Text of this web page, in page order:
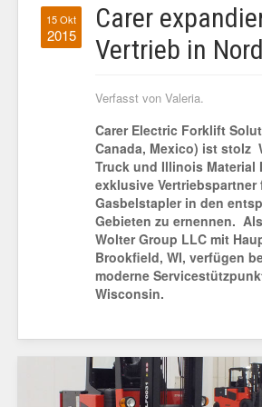
15 Okt
2015
Carer
Vertrieb in
Verfasst von Valeria.
Carer Electric Forklift
Canada, Mexico) ist stolz
Truck und Illinois Material
exklusive Vertriebspartner
Gasbelstapler in den
Gebieten zu ernennen.
Wolter Group LLC mit
Brookfield, WI, verfügen
moderne
Wisconsin.